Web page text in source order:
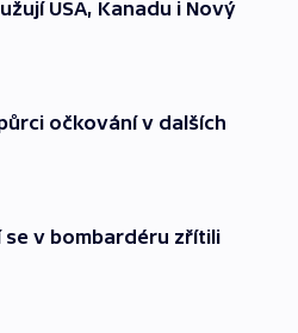
USA, Kanadu i Nový
očkování v dalších
v bombardéru zřítili